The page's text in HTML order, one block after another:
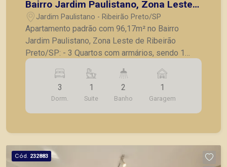
Bairro Jardim Paulistano, Zona Leste
de Ribeirão Preto/SP:
Jardim Paulistano - Ribeirão Preto/SP
Apartamento padrão com 96,17m² no Bairro
Jardim Paulistano, Zona Leste de Ribeirão
Preto/SP: - 3 Quartos com armários, sendo 1
suite; - Banheiro social completo; - Sala para 2
ambientes; - Sacada; - Cozinha com armários
planejados; - Lavanderia; - 1 Vaga de garagem. A
Piramid tem como objetivo atender seus clientes
com agilidade e segurança, em locação, vendas
Preto.
3
Dorm.
1
Suite
2
Banho
1
Garagem
Cód. 232883